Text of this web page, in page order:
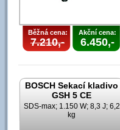
Běžná cena:
7.210,-
Akční cena:
6.450,-
BOSCH Sekací kladivo
GSH 5 CE
SDS-max; 1.150 W; 8,3 J; 6,2
kg